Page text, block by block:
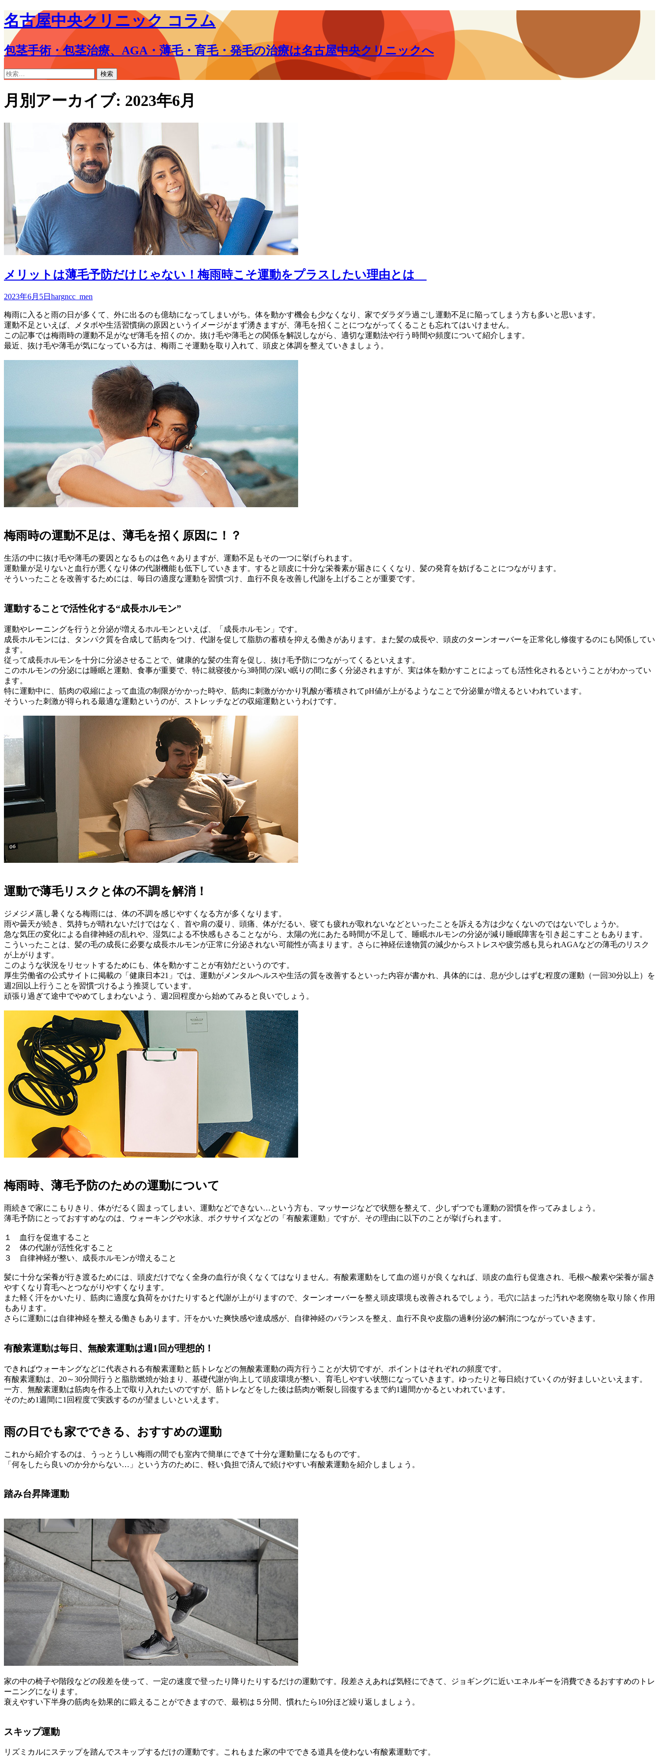
名古屋中央クリニック コラム
包茎手術・包茎治療、AGA・薄毛・育毛・発毛の治療は名古屋中央クリニックへ
コ
ン
テ
ン
へ
キ
検
索:
月別アーカイブ: 2023年6月
メリットは薄毛予防だけじゃない！梅雨時こそ運動をプラスしたい理由とは
2023年6月5日 hargncc_men
梅雨に入ると雨の日が多くて、外に出るのも億劫になってしまいがち。体を動かす機会も少なくなり、家でダラダラ過ごし運動不足に陥ってしまう方も多いと思います。
運動不足といえば、メタボや生活習慣病の原因というイメージがまず湧きますが、薄毛を招くことにつながってくることも忘れてはいけません。
この記事では梅雨時の運動不足がなぜ薄毛を招くのか。抜け毛や薄毛との関係を解説しながら、適切な運動法や行う時間や頻度について紹介します。
最近、抜け毛や薄毛が気になっている方は、梅雨こそ運動を取り入れて、頭皮と体調を整えていきましょう。
梅雨時の運動不足は、薄毛を招く原因に！？
生活の中に抜け毛や薄毛の要因となるものは色々ありますが、運動不足もその一つに挙げられます。
運動量が足りないと血行が悪くなり体の代謝機能も低下していきます。すると頭皮に十分な栄養素が届きにくくなり、髪の発育を妨げることにつながります。
そういったことを改善するためには、毎日の適度な運動を習慣づけ、血行不良を改善し代謝を上げることが重要です。
運動することで活性化する“成長ホルモン”
運動やレーニングを行うと分泌が増えるホルモンといえば、「成長ホルモン」です。
成長ホルモンには、タンパク質を合成して筋肉をつけ、代謝を促して脂肪の蓄積を抑える働きがあります。また髪の成長や、頭皮のターンオーバーを正常化し修復するのにも関係してい
ます。
従って成長ホルモンを十分に分泌させることで、健康的な髪の生育を促し、抜け毛予防につながってくるといえます。
このホルモンの分泌には睡眠と運動、食事が重要で、特に就寝後から3時間の深い眠りの間に多く分泌されますが、実は体を動かすことによっても活性化されるということがわかってい
ます。
特に運動中に、筋肉の収縮によって血流の制限がかかった時や、筋肉に刺激がかかり乳酸が蓄積されてpH値が上がるようなことで分泌量が増えるといわれています。
そういった刺激が得られる最適な運動というのが、ストレッチなどの収縮運動というわけです。
運動で薄毛リスクと体の不調を解消！
ジメジメ蒸し暑くなる梅雨には、体の不調を感じやすくなる方が多くなります。
雨や曇天が続き、気持ちが晴れないだけではなく、首や肩の凝り、頭痛、体がだるい、寝ても疲れが取れないなどといったことを訴える方は少なくないのではないでしょうか。
急な気圧の変化による自律神経の乱れや、湿気による不快感もさることながら、太陽の光にあたる時間が不足して、睡眠ホルモンの分泌が減り睡眠障害を引き起こすこともあります。
こういったことは、髪の毛の成長に必要な成長ホルモンが正常に分泌されない可能性が高まります。さらに神経伝達物質の減少からストレスや疲労感も見られAGAなどの薄毛のリスク
が上がります。
このような状況をリセットするためにも、体を動かすことが有効だというのです。
厚生労働省の公式サイトに掲載の「健康日本21」では、運動がメンタルヘルスや生活の質を改善するといった内容が書かれ、具体的には、息が少しはずむ程度の運動（一回30分以上）を
週2回以上行うことを習慣づけるよう推奨しています。
頑張り過ぎて途中でやめてしまわないよう、週2回程度から始めてみると良いでしょう。
梅雨時、薄毛予防のための運動について
雨続きで家にこもりきり、体がだるく固まってしまい、運動などできない…という方も、マッサージなどで状態を整えて、少しずつでも運動の習慣を作ってみましょう。
薄毛予防にとっておすすめなのは、ウォーキングや水泳、ボクササイズなどの「有酸素運動」ですが、その理由に以下のことが挙げられます。
１ 血行を促進すること
２ 体の代謝が活性化すること
３ 自律神経が整い、成長ホルモンが増えること
髪に十分な栄養が行き渡るためには、頭皮だけでなく全身の血行が良くなくてはなりません。有酸素運動をして血の巡りが良くなれば、頭皮の血行も促進され、毛根へ酸素や栄養が届き
やすくなり育毛へとつながりやすくなります。
また軽く汗をかいたり、筋肉に適度な負荷をかけたりすると代謝が上がりますので、ターンオーバーを整え頭皮環境も改善されるでしょう。毛穴に詰まった汚れや老廃物を取り除く作用
もあります。
さらに運動には自律神経を整える働きもあります。汗をかいた爽快感や達成感が、自律神経のバランスを整え、血行不良や皮脂の過剰分泌の解消につながっていきます。
有酸素運動は毎日、無酸素運動は週1回が理想的！
できればウォーキングなどに代表される有酸素運動と筋トレなどの無酸素運動の両方行うことが大切ですが、ポイントはそれぞれの頻度です。
有酸素運動は、20～30分間行うと脂肪燃焼が始まり、基礎代謝が向上して頭皮環境が整い、育毛しやすい状態になっていきます。ゆったりと毎日続けていくのが好ましいといえます。
一方、無酸素運動は筋肉を作る上で取り入れたいのですが、筋トレなどをした後は筋肉が断裂し回復するまで約1週間かかるといわれています。
そのため1週間に1回程度で実践するのが望ましいといえます。
雨の日でも家でできる、おすすめの運動
これから紹介するのは、うっとうしい梅雨の間でも室内で簡単にできて十分な運動量になるものです。
「何をしたら良いのか分からない…」という方のために、軽い負担で済んで続けやすい有酸素運動を紹介しましょう。
踏み台昇降運動
家の中の椅子や階段などの段差を使って、一定の速度で登ったり降りたりするだけの運動です。段差さえあれば気軽にできて、ジョギングに近いエネルギーを消費できるおすすめのトレ
ーニングになります。
衰えやすい下半身の筋肉を効果的に鍛えることができますので、最初は５分間、慣れたら10分ほど繰り返しましょう。
スキップ運動
リズミカルにステップを踏んでスキップするだけの運動です。これもまた家の中でできる道具を使わない有酸素運動です。